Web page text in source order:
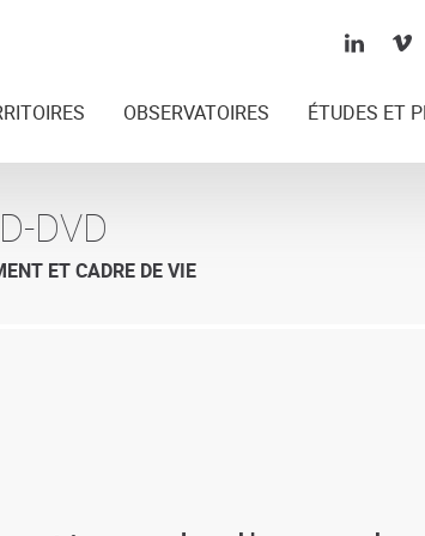
OBSERVATOIRES ÉTUDES ET
DVD
ET CADRE DE VIE